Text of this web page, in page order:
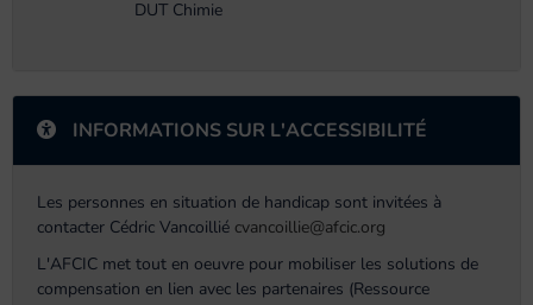
DUT Chimie
INFORMATIONS SUR L'ACCESSIBILITÉ
Les personnes en situation de handicap sont invitées à
contacter Cédric Vancoillié cvancoillie@afcic.org
L'AFCIC met tout en oeuvre pour mobiliser les solutions de
compensation en lien avec les partenaires (Ressource